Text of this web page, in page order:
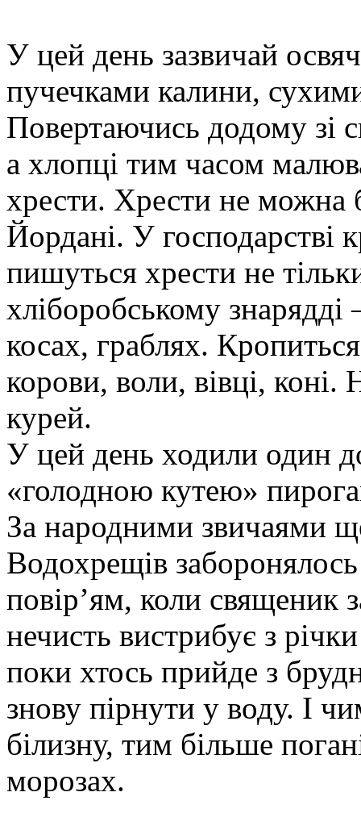
У цей день зазвичай
пучечками калини,
Повертаючись додому зі
а хлопці тим часом
хрести. Хрести не можна
Йордані. У господарстві
пишуться хрести не
хліборобському знарядді
косах, граблях.
корови, воли, вівці,
курей.
У цей день ходили один
«голодною кутею»
За народними звичаями
Водохрещів
повір’ям, коли священик
нечисть вистрибує з
поки хтось прийде з
знову пірнути у воду. І
білизну, тим більше
морозах.